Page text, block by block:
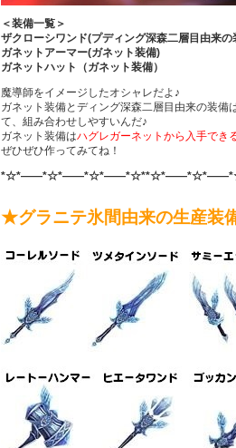
＜装備一覧＞
ザクローシワンド(プディング深森二層目由来の
ガネットアーマー(ガネット装備)
ガネットハット（ガネット装備）
魔導師をイメージしたオシャレだよ♪
ガネット装備とディング深森二層目由来の装備
て、組み合わせしやすいんだ♪
ガネット装備はハグレガーネットから入手でき
ぜひぜひ作ってみてね！
★グラニテ氷間由来の生産装